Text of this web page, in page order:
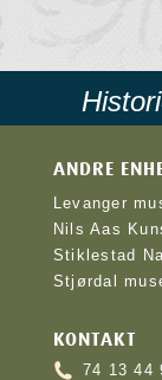
ANDRE
Levanger
Nils Aas
Stiklestad
Stjørdal
KONTAKT
74 13 44